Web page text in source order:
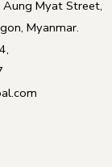
Aung Myat Street,
Myanmar.
,